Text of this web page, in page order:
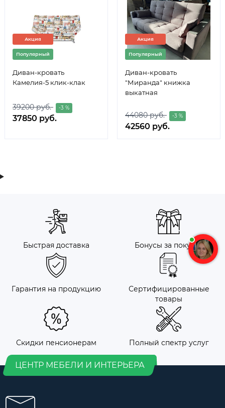
Акция
Популярный
Диван-кровать
Камелия-5 клик-клак
39200 руб. -3 %
37850 руб.
Акция
Популярный
Диван-кровать
"Миранда" книжка
выкатная
44080 руб. -3 %
42560 руб.
Быстрая доставка Бонусы за покупку
Гарантия на продукцию
Сертифицированные
товары
Скидки пенсионерам Полный спектр услуг
ЦЕНТР МЕБЕЛИ И ИНТЕРЬЕРА